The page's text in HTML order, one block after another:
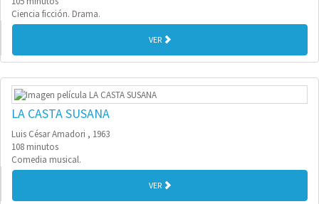
Ciencia ficción. Drama.
VER
LA CASTA SUSANA
Luis César Amadori , 1963
108 minutos
Comedia musical.
VER